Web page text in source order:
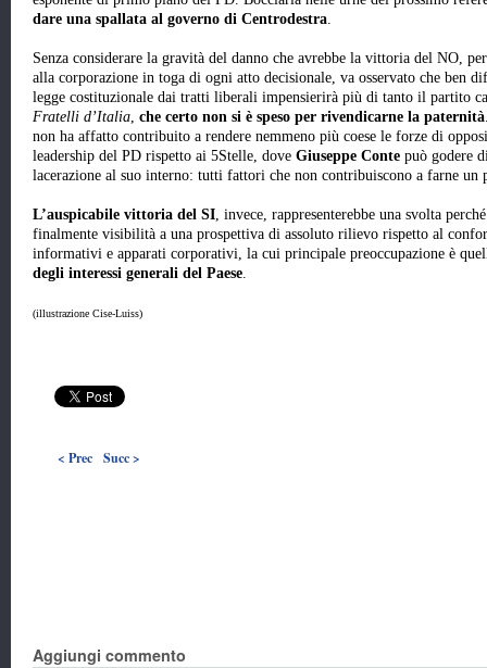
dare una spallata al governo di Centrodestra.
Senza considerare la gravità del danno che avrebbe la vittoria del NO,
alla corporazione in toga di ogni atto decisionale, va osservato che ben
legge costituzionale dai tratti liberali impensierirà più di tanto il partito
Fratelli d’Italia, che certo non si è speso per rivendicarne la paternità
non ha affatto contribuito a rendere nemmeno più coese le forze di
leadership del PD rispetto ai 5Stelle, dove Giuseppe Conte può godere
lacerazione al suo interno: tutti fattori che non contribuiscono a farne un
L’auspicabile vittoria del SI, invece, rappresenterebbe una svolta
finalmente visibilità a una prospettiva di assoluto rilievo rispetto al
informativi e apparati corporativi, la cui principale preoccupazione è
degli interessi generali del Paese.
(illustrazione Cise-Luiss)
< Prec Succ >
Aggiungi commento